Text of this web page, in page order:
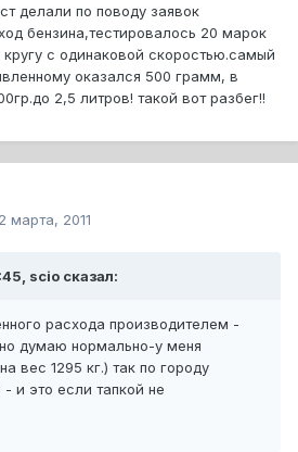
делали по поводу заявок
бензина,тестировалось 20 марок
с одинаковой скоростью.самый
оказался 500 грамм, в
2,5 литров! такой вот разбег!!
марта, 2011
scio сказал:
расхода производителем -
думаю нормально-у меня
вес 1295 кг.) так по городу
и это если тапкой не